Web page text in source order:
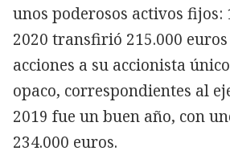
unos poderosos activos fijos:
2020 transfirió 215.000
acciones a su accionista
opaco, correspondientes al
2019 fue un buen año, con
234.000 euros.